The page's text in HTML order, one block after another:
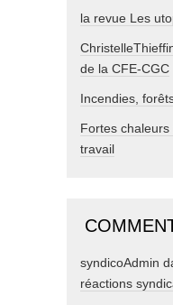
la revue Les
de la CFE-CGC
Incendies,
Fortes
travail
syndicoAdmin
réactions